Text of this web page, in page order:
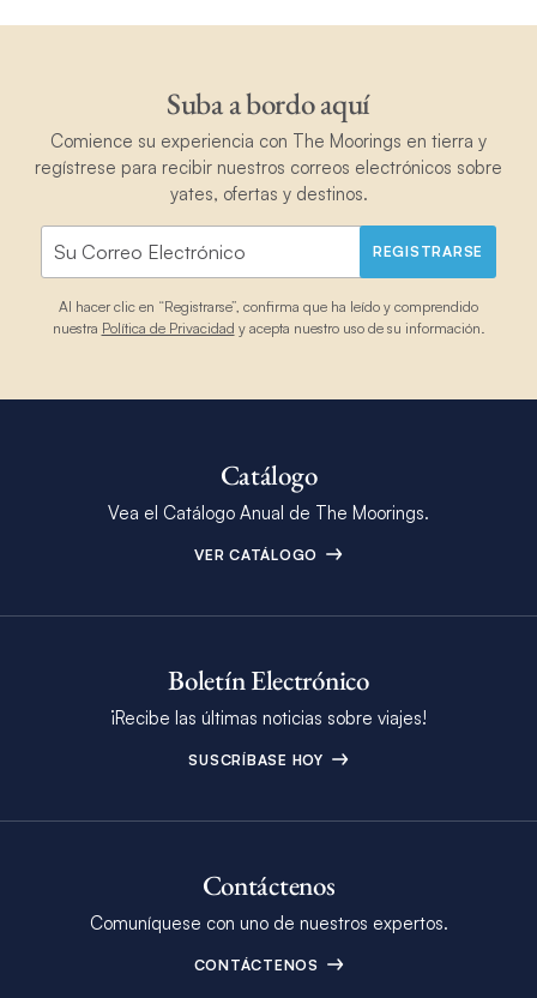
Suba a bordo aquí
Comience su experiencia con The Moorings en tierra y
regístrese para recibir nuestros correos electrónicos sobre
yates, ofertas y destinos.
REGISTRARSE
Al hacer clic en “Registrarse”, confirma que ha leído y comprendido
nuestra Política de Privacidad y acepta nuestro uso de su información.
Catálogo
Vea el Catálogo Anual de The Moorings.
VER CATÁLOGO
Boletín Electrónico
¡Recibe las últimas noticias sobre viajes!
SUSCRÍBASE HOY
Contáctenos
Comuníquese con uno de nuestros expertos.
CONTÁCTENOS